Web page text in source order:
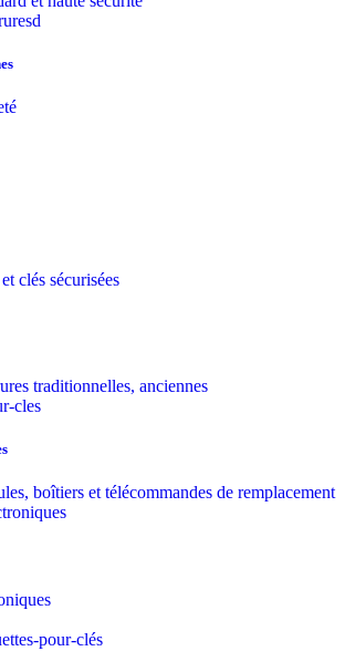
clés sécurisées
traditionnelles, anciennes
boîtiers et télécommandes de remplacement